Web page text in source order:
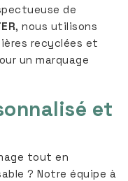
de
, nous utilisons
recyclées et
un marquage
et
tout en
? Notre équipe à